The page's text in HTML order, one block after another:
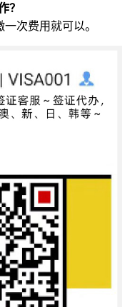
？
次费用就可以。